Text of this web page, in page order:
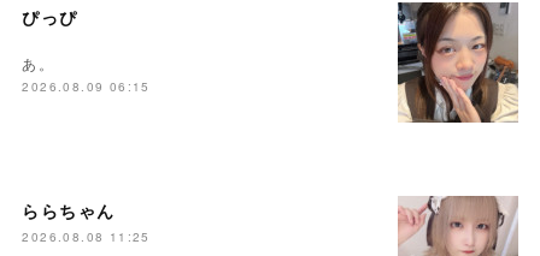
ぴっぴ
あ。
2026.08.09 06:15
ららちゃん
2026.08.08 11:25